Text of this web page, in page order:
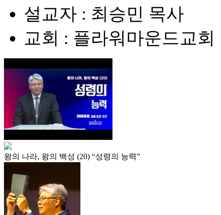
설교자 : 최승민 목사
교회 : 플라워마운드교회
왕의 나라, 왕의 백성 (20) “성령의 능력”